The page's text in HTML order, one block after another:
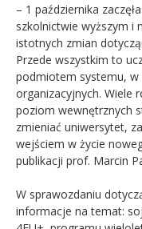
– 1 października
szkolnictwie wyższym i
istotnych zmian
Przede wszystkim to
podmiotem systemu, w
organizacyjnych. Wiele
poziom wewnętrznych
zmieniać uniwersytet,
wejściem w życie
publikacji prof. Marcin
W sprawozdaniu
informacje na temat: